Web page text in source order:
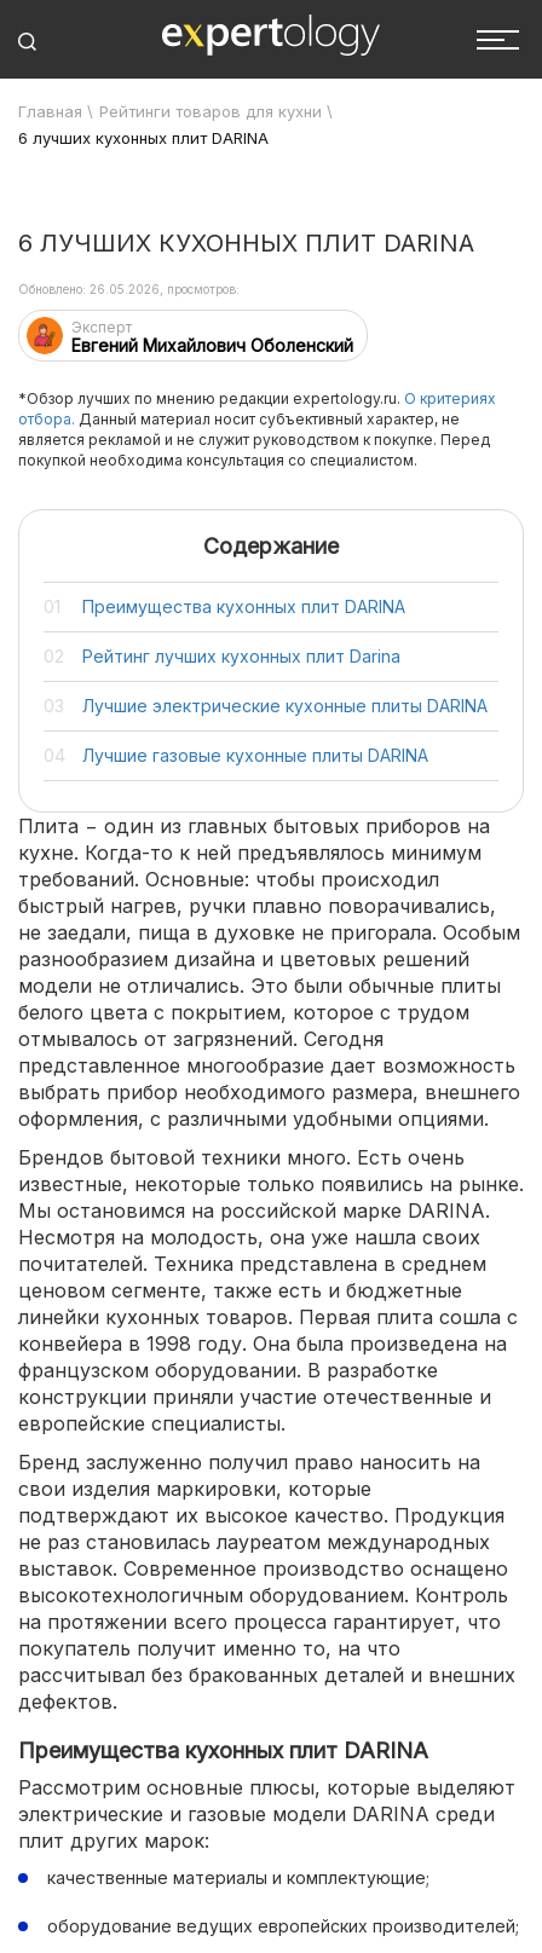
Главная \ Рейтинги товаров для кухни \
6 лучших кухонных плит DARINA
6 ЛУЧШИХ КУХОННЫХ ПЛИТ DARINA
Эксперт
Евгений Михайлович Оболенский
Обновлено: 26.05.2026, просмотров:
*Обзор лучших по мнению редакции expertology.ru. О критериях
отбора. Данный материал носит субъективный характер, не
является рекламой и не служит руководством к покупке. Перед
покупкой необходима консультация со специалистом.
Содержание
Преимущества кухонных плит DARINA
Рейтинг лучших кухонных плит Darina
Лучшие электрические кухонные плиты DARINA
Лучшие газовые кухонные плиты DARINA
Плита − один из главных бытовых приборов на
кухне. Когда-то к ней предъявлялось минимум
требований. Основные: чтобы происходил
быстрый нагрев, ручки плавно поворачивались,
не заедали, пища в духовке не пригорала. Особым
разнообразием дизайна и цветовых решений
модели не отличались. Это были обычные плиты
белого цвета с покрытием, которое с трудом
отмывалось от загрязнений. Сегодня
представленное многообразие дает возможность
выбрать прибор необходимого размера, внешнего
оформления, с различными удобными опциями.
Брендов бытовой техники много. Есть очень
известные, некоторые только появились на рынке.
Мы остановимся на российской марке DARINA.
Несмотря на молодость, она уже нашла своих
почитателей. Техника представлена в среднем
ценовом сегменте, также есть и бюджетные
линейки кухонных товаров. Первая плита сошла с
конвейера в 1998 году. Она была произведена на
французском оборудовании. В разработке
конструкции приняли участие отечественные и
европейские специалисты.
Бренд заслуженно получил право наносить на
свои изделия маркировки, которые
подтверждают их высокое качество. Продукция
не раз становилась лауреатом международных
выставок. Современное производство оснащено
высокотехнологичным оборудованием. Контроль
на протяжении всего процесса гарантирует, что
покупатель получит именно то, на что
рассчитывал без бракованных деталей и внешних
дефектов.
Преимущества кухонных плит DARINA
Рассмотрим основные плюсы, которые выделяют
электрические и газовые модели DARINA среди
плит других марок:
качественные материалы и комплектующие;
оборудование ведущих европейских производителей;